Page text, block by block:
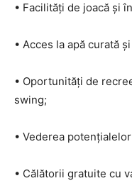
• Facilități de joacă și
• Acces la apă curată
• Oportunități de
swing;
• Vederea
• Călătorii gratuite cu